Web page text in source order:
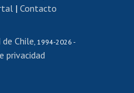
de Movilidad Estudiantil
español
| Contacto
de Chile , 1994-2026 -
privacidad